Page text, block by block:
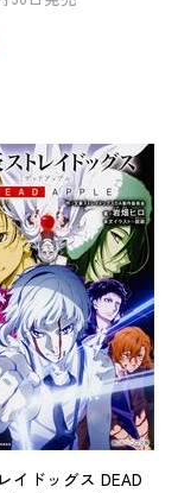
イドッグス DEAD